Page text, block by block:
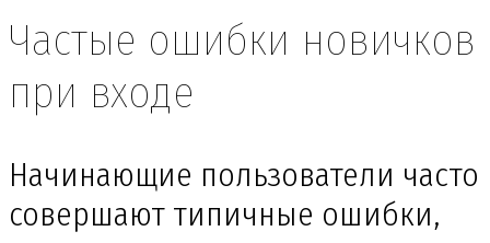
Частые ошибки новичков
при входе
Начинающие пользователи часто
совершают типичные ошибки,